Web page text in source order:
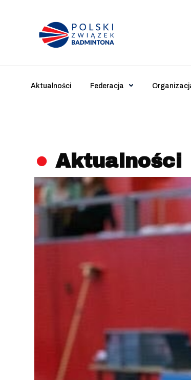
Main Navigation
Aktualności Federacja
Aktualności